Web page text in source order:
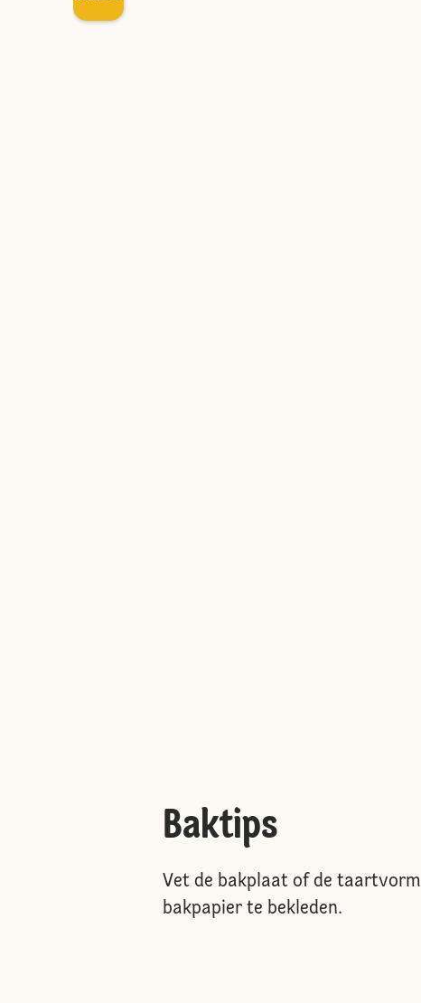
Baktips
Vet de bakplaat of de
bakpapier te bekleden.